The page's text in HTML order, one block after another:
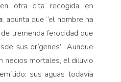
otra cita recogida en
, apunta que “el hombre ha
tremenda ferocidad que
sus orígenes”. Aunque
necios mortales, el diluvio
sus aguas todavía